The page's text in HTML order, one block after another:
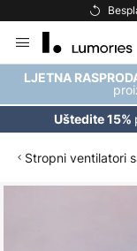
to
Content
LJETNA
Uštedite 15%
Stropni ventilatori